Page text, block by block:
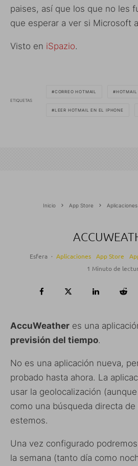
paises, así que los que no les
que esperar a ver si Microsoft
Visto en iSpazio.
ETIQUETAS
CORREO HOTMAIL HOTMAIL
LEER HOTMAIL EN EL IPHONE
Inicio App Store Aplicaciones
Esfera · Aplicaciones App Store
1 Minuto de
AccuWeather es una
previsión del tiempo.
No es una aplicación nueva,
probado hasta ahora. La
usar la geolocalización
como una búsqueda directa
estemos.
Una vez configurado
la semana (tanto día como